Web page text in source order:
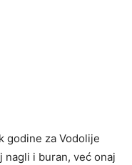
godine za Vodolije
nagli i buran, već onaj